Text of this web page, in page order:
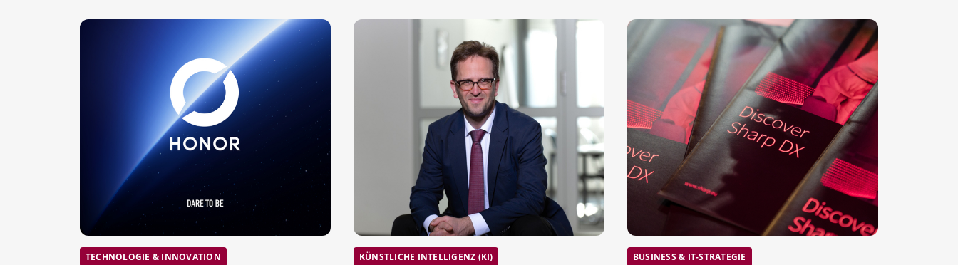
TECHNOLOGIE & INNOVATION KÜNSTLICHE INTELLIGENZ (KI) BUSINESS & IT-STRATEGIE